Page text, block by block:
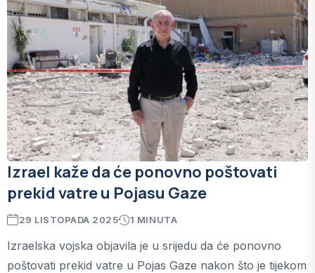
Izrael kaže da će ponovno poštovati
prekid vatre u Pojasu Gaze
29 LISTOPADA 2025 1 MINUTA
Izraelska vojska objavila je u srijedu da će ponovno
poštovati prekid vatre u Pojas Gaze nakon što je tijekom